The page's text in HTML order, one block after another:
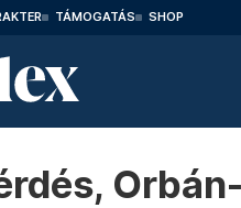
TÁMOGATÁS SHOP